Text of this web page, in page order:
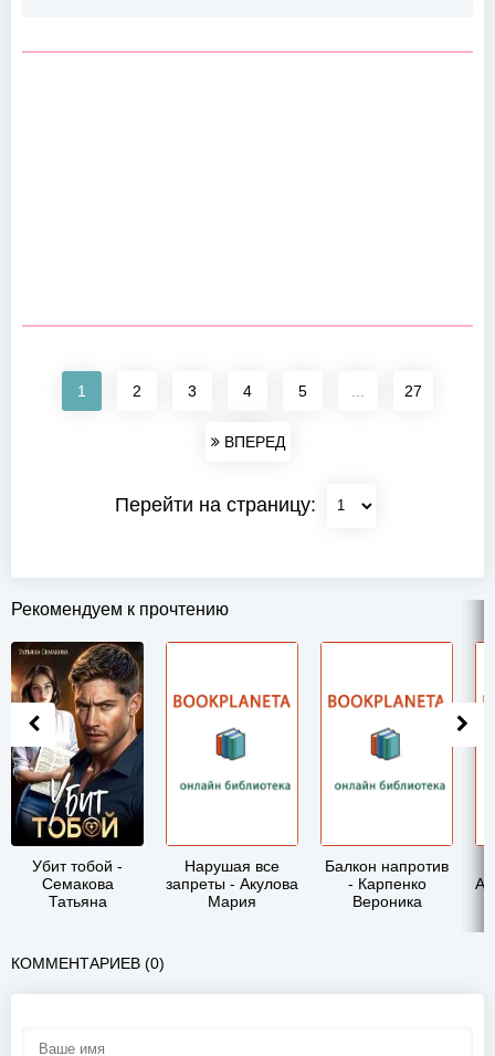
1 2 3 4 5 27
ВПЕРЕД
Перейти на страницу:
Рекомендуем к прочтению
Убит тобой -
Семакова
Татьяна
Нарушая все
запреты - Акулова
Мария
Балкон напротив
- Карпенко
Вероника
КОММЕНТАРИЕВ (0)